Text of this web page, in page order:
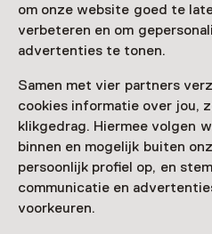
om onze website goed te
verbeteren en om
advertenties te tonen.
Samen met vier partners
cookies informatie over jou,
klikgedrag. Hiermee volgen
binnen en mogelijk buiten
persoonlijk profiel op, en
communicatie en
voorkeuren.
Voor 5 t/m 8 jaar